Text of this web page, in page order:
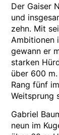
Der Gaiser
und
zehn. Mit
Ambitionen
gewann er
starken
über 600
Rang fünf
Weitsprung
Gabriel
neun im